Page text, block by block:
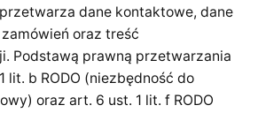
dane kontaktowe, dane
oraz treść
Podstawą prawną przetwarzania
lit. b RODO (niezbędność do
oraz art. 6 ust. 1 lit. f RODO